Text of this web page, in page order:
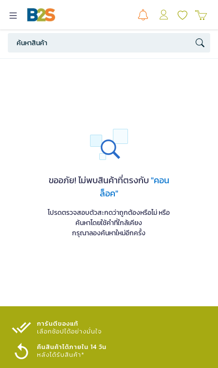
ขออภัย! ไม่พบสินค้าที่ตรงกับ"คอน
ล็อค"
โปรดตรวจสอบตัวสะกดว่าถูกต้องหรือไม่ หรือ
ค้นหาโดยใช้คำที่ใกล้เคียง
กรุณาลองค้นหาใหม่อีกครั้ง
การันตีของแท้
เลือกช้อปได้อย่างมั่นใจ​
คืนสินค้าได้ภายใน 14 วัน
หลังได้รับสินค้า*